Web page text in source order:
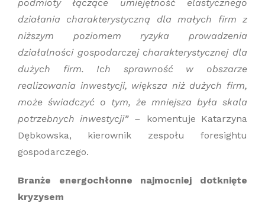
podmioty łączące umiejętność elastycznego
działania charakterystyczną dla małych firm z
niższym poziomem ryzyka prowadzenia
działalności gospodarczej charakterystycznej dla
dużych firm. Ich sprawność w obszarze
realizowania inwestycji, większa niż dużych firm,
może świadczyć o tym, że mniejsza była skala
potrzebnych inwestycji” – komentuje Katarzyna
Dębkowska, kierownik zespołu foresightu
gospodarczego.
Branże energochłonne najmocniej dotknięte
kryzysem